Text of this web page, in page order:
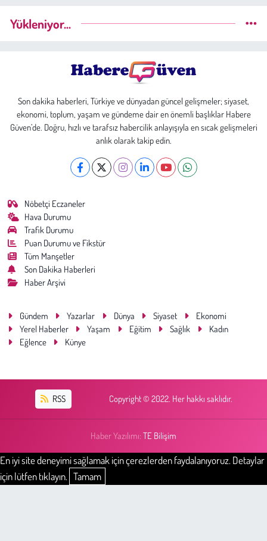
Yükleniyor...
Son dakika haberleri, Türkiye ve dünyadan güncel gelişmeler; siyaset,
ekonomi, toplum, yaşam ve gündeme dair en önemli başlıklar Habere
Güven’de. Doğru, hızlı ve tarafsız habercilik anlayışıyla en sıcak gelişmeleri
anlık olarak takip edin.
Nöbetçi Eczaneler
Hava Durumu
Trafik Durumu
Puan Durumu ve Fikstür
Tüm Manşetler
Son Dakika Haberleri
Haber Arşivi
Gündem Yazarlar Dünya Siyaset
Ekonomi
Yerel Haberler
Yaşam Eğitim Sağlık
Kadın
Eğlence
Künye
RSS Copyright © 2022. Her hakkı saklıdır.
Haber Yazılımı: TE Bilişim
En iyi site deneyimi sağlamak için çerezlerden faydalanıyoruz. Detaylar
için lütfen tıklayın. Tamam